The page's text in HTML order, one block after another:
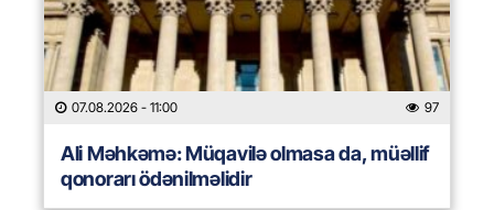
07.08.2026 - 11:00 97
Ali Məhkəmə: Müqavilə olmasa da, müəllif
qonorarı ödənilməlidir